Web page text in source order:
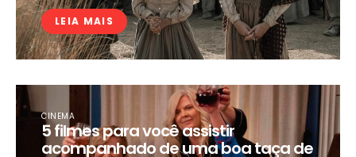
LEIA MAIS
CINEMA
5 filmes para você assistir
acompanhado de uma boa taça de